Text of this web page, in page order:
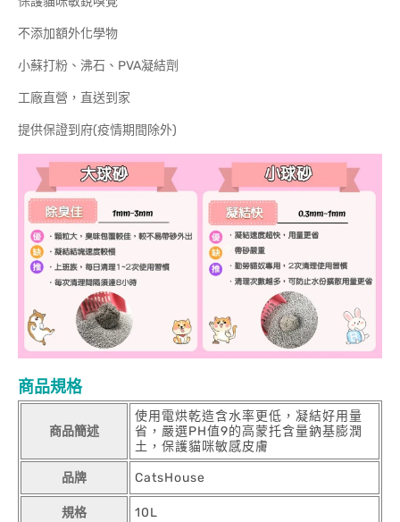
不添加額外化學物
小蘇打粉、沸石、PVA凝結劑
工廠直營，直送到家
提供保證到府(疫情期間除外)
商品規格
商品簡述
使用電烘乾造含水率更低，凝結好用量
省，嚴選PH值9的高蒙托含量鈉基膨潤
土，保護貓咪敏感皮膚
品牌 CatsHouse
規格 10L